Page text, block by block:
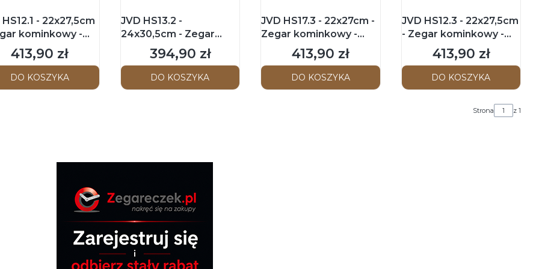
- 22x27,5cm
kominkowy -
brąz
Cena
413,90 zł
DO KOSZYKA
JVD HS13.2 -
24x30,5cm - Zegar
kominkowy z
wahadłem
Cena
394,90 zł
DO KOSZYKA
JVD HS17.3 - 22x27cm -
Zegar kominkowy -
Czereśnia
Cena
413,90 zł
DO KOSZYKA
JVD HS12.3 - 22x27,5cm
- Zegar kominkowy -
Ciemny brąz
Cena
413,90 zł
DO KOSZYKA
Strona z 1